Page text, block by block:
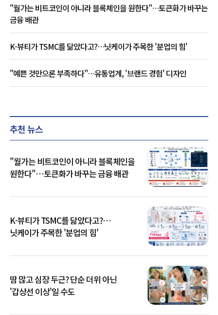
"월가는 비트코인이 아니라 블록체인을 원한다"…토큰화가 바꾸는
금융 배관
K-뷰티가 TSMC를 닮았다고?…닛케이가 주목한 '분업의 힘'
"예쁜 것만으론 부족하다"…유통업계, '브랜드 경험' 디자인
추천 뉴스
"월가는 비트코인이 아니라 블록체인을
원한다"…토큰화가 바꾸는 금융 배관
K-뷰티가 TSMC를 닮았다고?…
닛케이가 주목한 '분업의 힘'
땀 많고 심장 두근? 단순 더위 아닌
'갑상선 이상'일 수도